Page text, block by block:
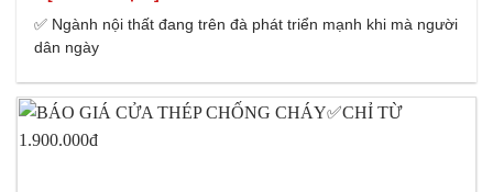
✅ Ngành nội thất đang trên đà phát triển mạnh khi mà người
dân ngày